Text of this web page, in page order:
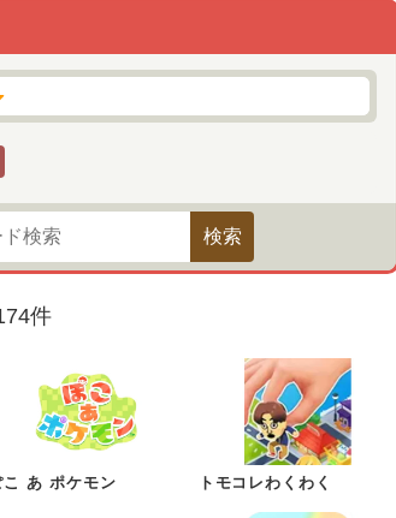
検索
件
こ あ ポケモン トモコレわくわく